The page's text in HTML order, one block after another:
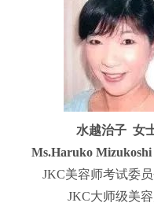
水越治子 女
Ms.Haruko
JKC美容师考试委
JKC大师级美